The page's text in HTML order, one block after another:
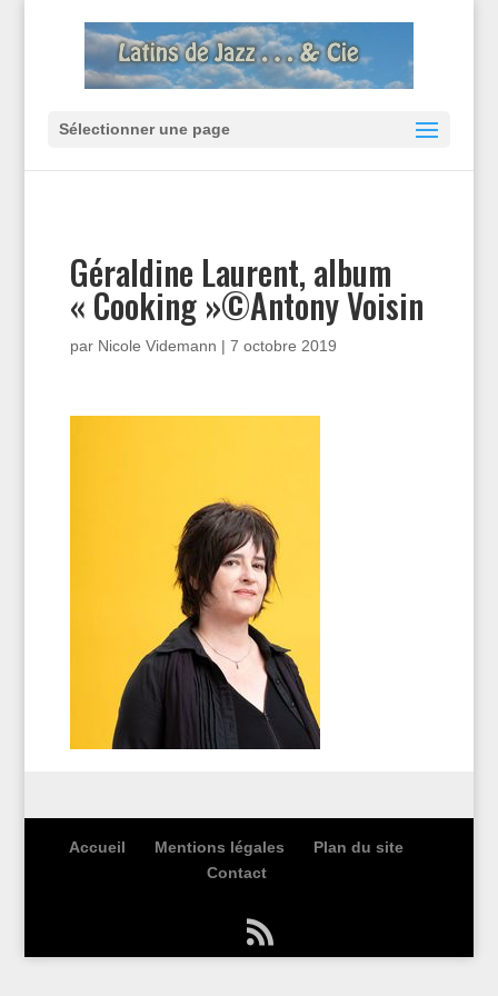
Sélectionner une page
Géraldine Laurent, album
« Cooking »©Antony Voisin
par Nicole Videmann | 7 octobre 2019
Accueil Mentions légales
Plan du site
Contact